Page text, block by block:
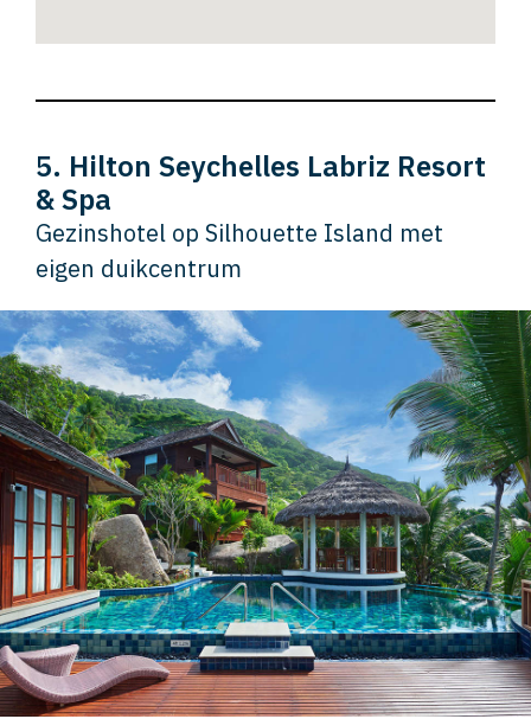
5. Hilton Seychelles Labriz Resort
& Spa
Gezinshotel op Silhouette Island met
eigen duikcentrum